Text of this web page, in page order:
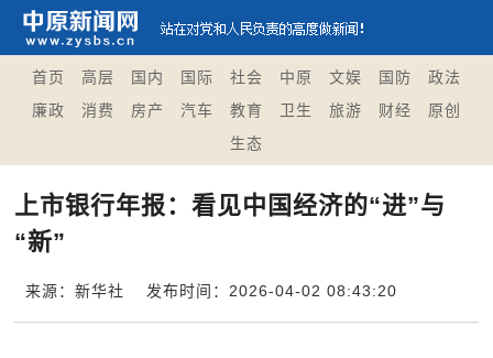
首页 高层 国内 国际 社会 中原 文娱 国防
政法
廉政
消费 房产 汽车 教育 卫生 旅游 财经
原创
生态
上市银行年报：看见中国经济的“进”与
“新”
来源：新华社 发布时间：2026-04-02 08:43:20